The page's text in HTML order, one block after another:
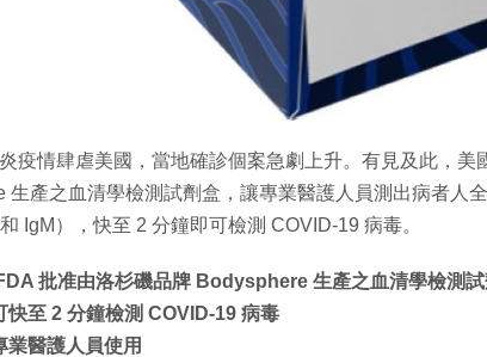
疫情肆虐美國，當地確診個案急劇上升。有見及此，美
生產之血清學檢測試劑盒，讓專業醫護人員測出病者人
IgM），快至 2 分鐘即可檢測 COVID-19 病毒。
批准由洛杉磯品牌 Bodysphere 生產之血清學檢測
快至 2 分鐘檢測 COVID-19 病毒
業醫護人員使用